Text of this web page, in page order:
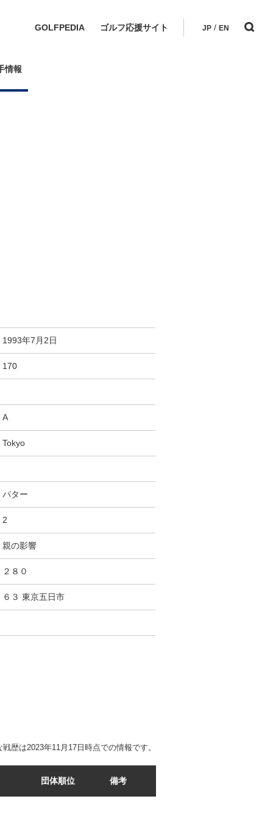
GOLFPEDIA ゴルフ応援サイト JP / EN
情報
1993年7月2日
170
A
Tokyo
パター
2
親の影響
２８０
６３ 東京五日市
歴は2023年11月17日時点での情報です。
団体順位 備考